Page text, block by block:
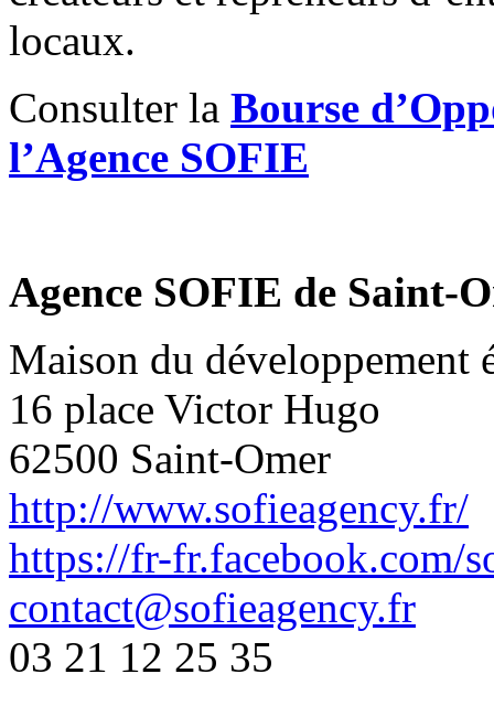
locaux.
Consulter la Bourse
l’Agence SOFIE
Agence SOFIE de Saint-
Maison du développement
16 place Victor Hugo
62500 Saint-Omer
http://www.sofieagency.fr/
https://fr-fr.facebook.com/
contact@sofieagency.fr
03 21 12 25 35